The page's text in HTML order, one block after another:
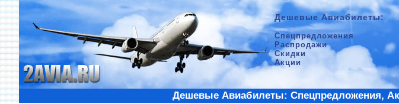
Дешевые Авиабилеты:
Спецпредложения
Распродажи
Скидки
Акции
Дешевые Авиабилеты: Спецпредложения,